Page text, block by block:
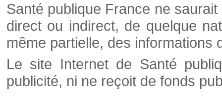
Santé publique France ne
direct ou indirect, de quelque
même partielle, des informations
Le site Internet de Santé
publicité, ni ne reçoit de fonds